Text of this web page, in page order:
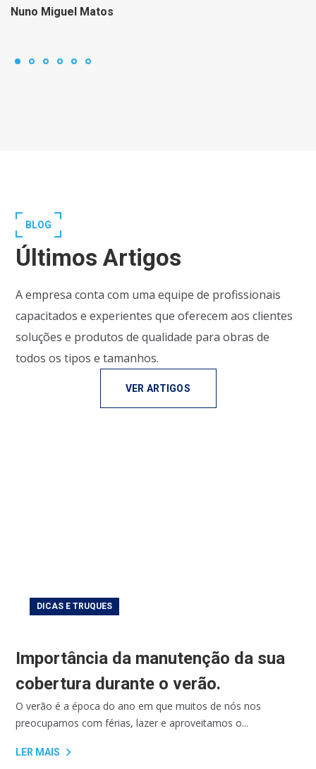
Nuno Miguel Matos
BLOG
Últimos Artigos
A empresa conta com uma equipe de profissionais
capacitados e experientes que oferecem aos clientes
soluções e produtos de qualidade para obras de
todos os tipos e tamanhos.
VER ARTIGOS
DICAS E TRUQUES
Importância da manutenção da sua
cobertura durante o verão.
O verão é a época do ano em que muitos de nós nos
preocupamos com férias, lazer e aproveitamos o...
LER MAIS